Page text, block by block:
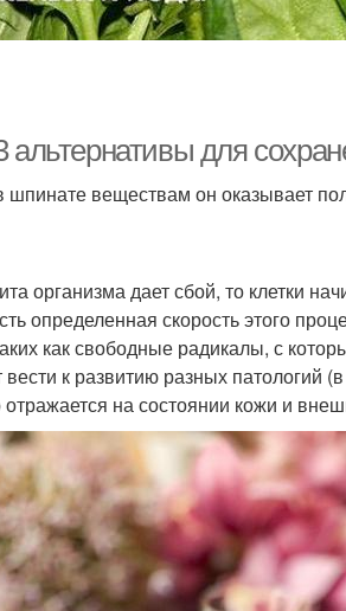
альтернативы для
веществам он оказывает
организма дает сбой, то клетки
определенная скорость этого
как свободные радикалы, с
к развитию разных патологий
на состоянии кожи и